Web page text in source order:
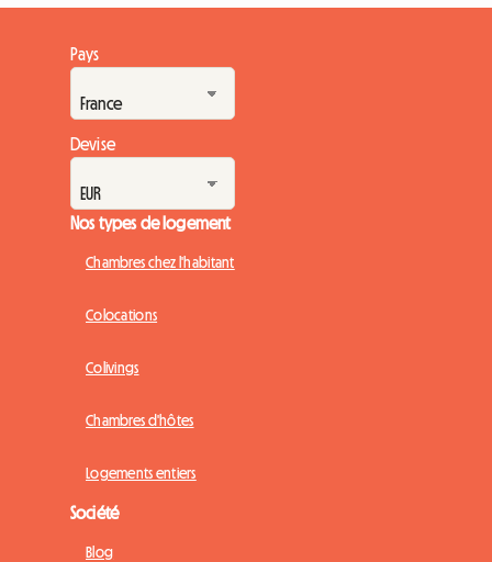
Pays
Devise
Nos types de logement
Chambres chez l'habitant
Colocations
Colivings
Chambres d'hôtes
Logements entiers
Société
Blog